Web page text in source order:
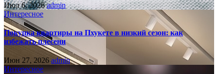
Июл 6, 2026admin
Интересное
Покупка квартиры на Пхукете в низкий сезон: как
избежать плесени
Июн 27, 2026 admin
Интересное